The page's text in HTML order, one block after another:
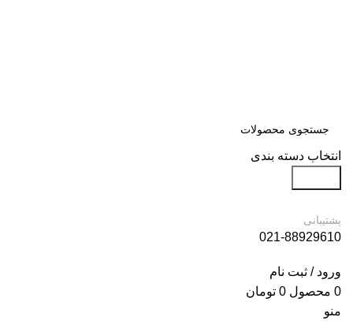
انتخاب دسته بندی
پشتیبانی
021-88929610
ورود / ثبت نام
0 محصول 0 تومان
منو